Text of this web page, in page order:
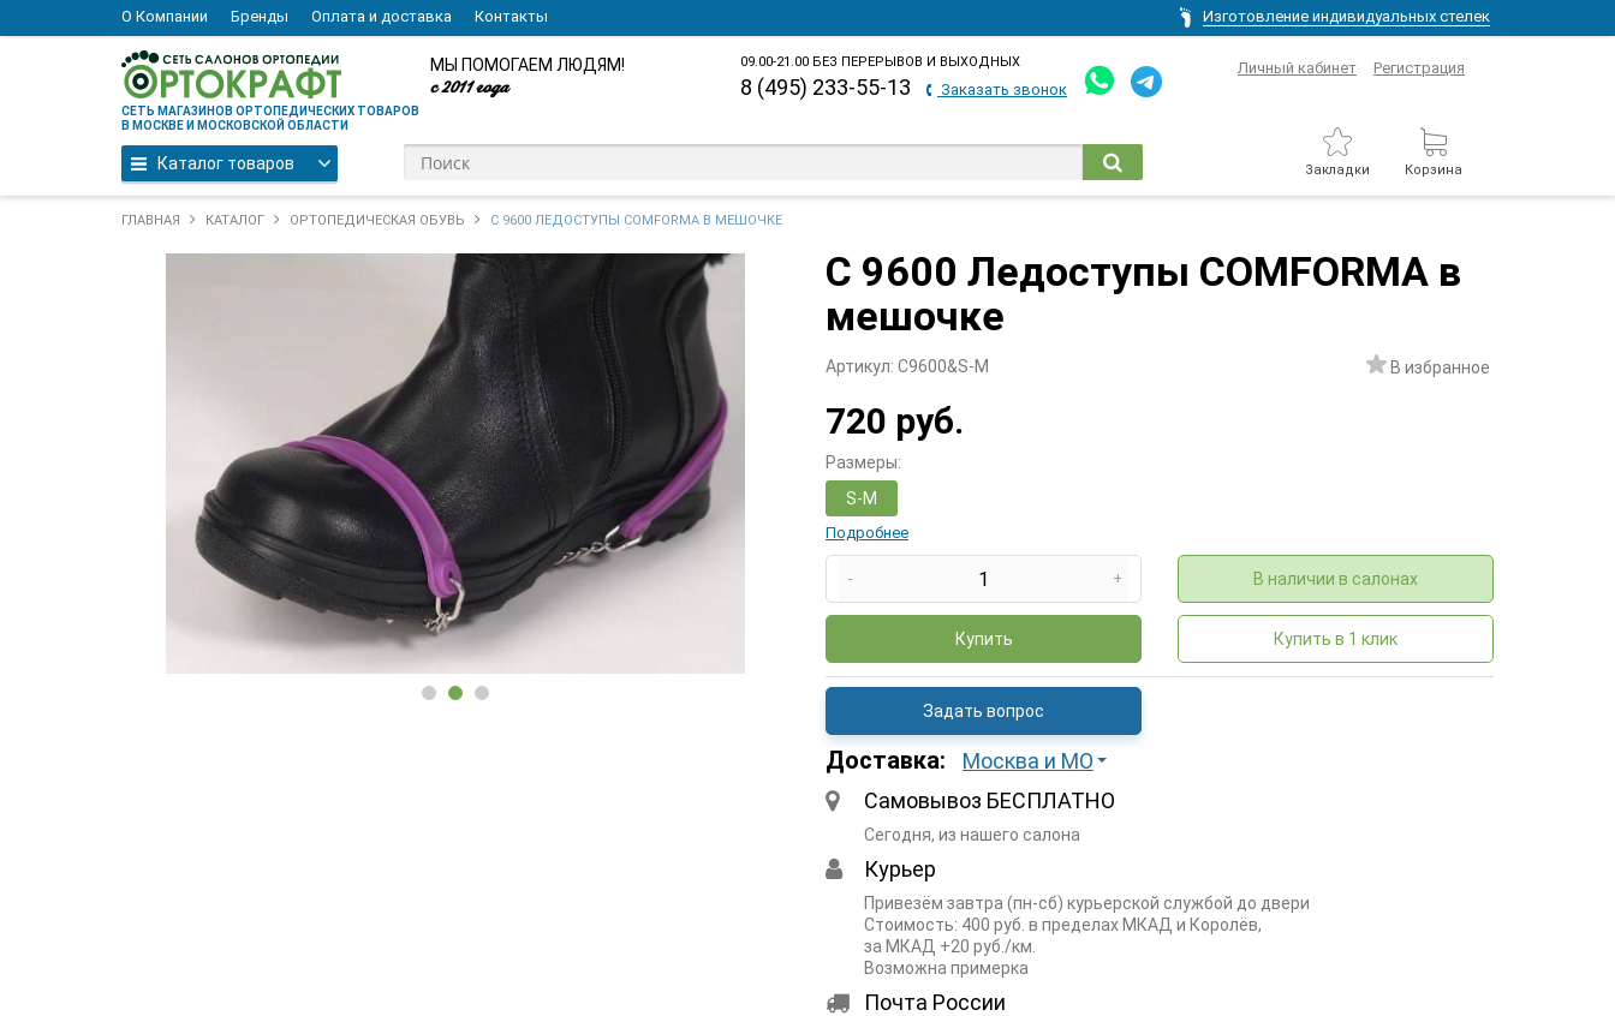
О Компании Бренды Оплата и доставка Контакты Изготовление индивидуальных стелек
СЕТЬ МАГАЗИНОВ ОРТОПЕДИЧЕСКИХ ТОВАРОВ
В МОСКВЕ И МОСКОВСКОЙ ОБЛАСТИ
Каталог товаров
МЫ ПОМОГАЕМ ЛЮДЯМ!
с 2011 года
09.00-21.00 БЕЗ ПЕРЕРЫВОВ И ВЫХОДНЫХ
8 (495) 233-55-13 Заказать звонок
Личный кабинет Регистрация
Закладки Корзина
ГЛАВНАЯ КАТАЛОГ ОРТОПЕДИЧЕСКАЯ ОБУВЬ C 9600 ЛЕДОСТУПЫ COMFORMA В МЕШОЧКЕ
C 9600 Ледоступы COMFORMA в
мешочке
Артикул: C9600&S-M В избранное
720 руб.
Размеры:
S-M
Подробнее
- + В наличии в салонах
Купить Купить в 1 клик
Задать вопрос
Доставка:
Москва и МО
Самовывоз БЕСПЛАТНО
Сегодня, из нашего салона
Курьер
Привезём завтра (пн-сб) курьерской службой до двери
Стоимость: 400 руб. в пределах МКАД и Королёв,
за МКАД +20 руб./км.
Возможна примерка
Почта России